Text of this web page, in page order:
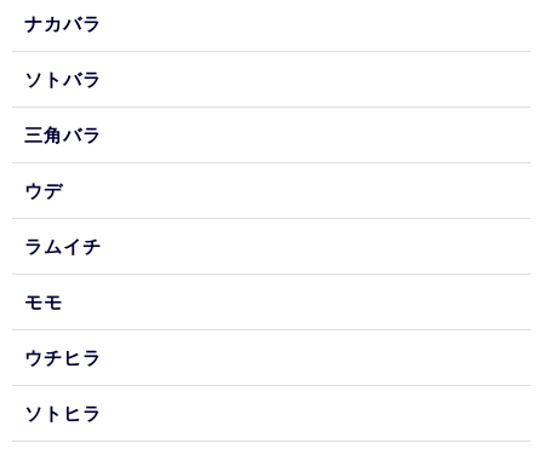
ナカバラ
ソトバラ
三角バラ
ウデ
ラムイチ
モモ
ウチヒラ
ソトヒラ